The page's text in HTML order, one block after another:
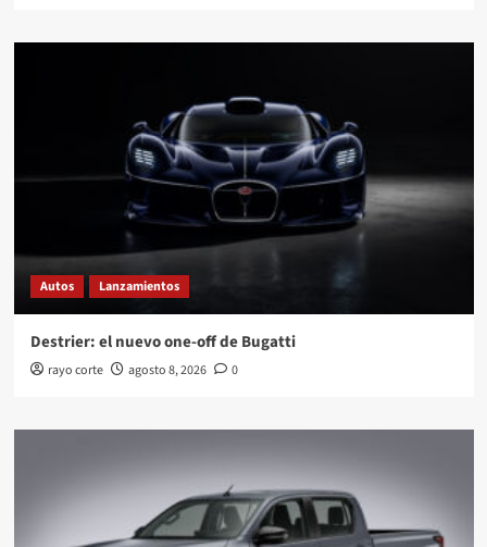
Autos Lanzamientos
Destrier: el nuevo one-off de Bugatti
rayo corte agosto 8, 2026 0